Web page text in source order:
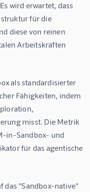
wird erwartet, dass
für die
diese von reinen
Arbeitskräften
als standardisierter
Fähigkeiten, indem
misst. Die Metrik
in-Sandbox- und
für das agentische
das "Sandbox-native"